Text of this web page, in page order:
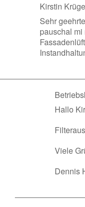
Kirstin
Sehr
pauschal
Hallo
Viele
Dennis